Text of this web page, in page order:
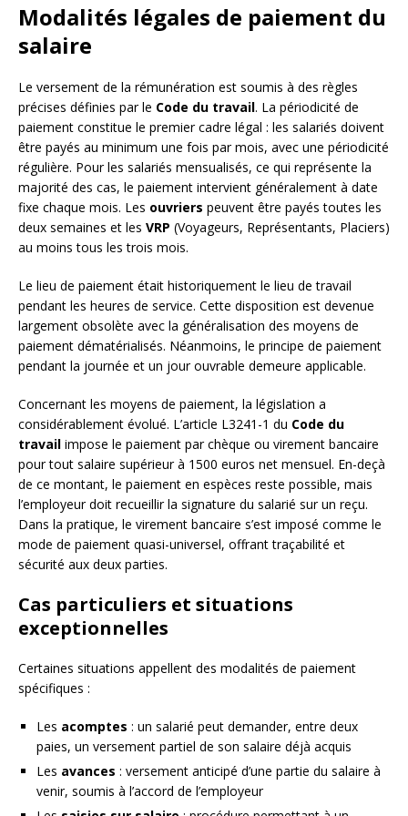
Modalités légales de paiement du
salaire
Le versement de la rémunération est soumis à des règles
précises définies par le Code du travail. La périodicité de
paiement constitue le premier cadre légal : les salariés doivent
être payés au minimum une fois par mois, avec une périodicité
régulière. Pour les salariés mensualisés, ce qui représente la
majorité des cas, le paiement intervient généralement à date
fixe chaque mois. Les ouvriers peuvent être payés toutes les
deux semaines et les VRP (Voyageurs, Représentants, Placiers)
au moins tous les trois mois.
Le lieu de paiement était historiquement le lieu de travail
pendant les heures de service. Cette disposition est devenue
largement obsolète avec la généralisation des moyens de
paiement dématérialisés. Néanmoins, le principe de paiement
pendant la journée et un jour ouvrable demeure applicable.
Concernant les moyens de paiement, la législation a
considérablement évolué. L’article L3241-1 du Code du
travail impose le paiement par chèque ou virement bancaire
pour tout salaire supérieur à 1500 euros net mensuel. En-deçà
de ce montant, le paiement en espèces reste possible, mais
l’employeur doit recueillir la signature du salarié sur un reçu.
Dans la pratique, le virement bancaire s’est imposé comme le
mode de paiement quasi-universel, offrant traçabilité et
sécurité aux deux parties.
Cas particuliers et situations
exceptionnelles
Certaines situations appellent des modalités de paiement
spécifiques :
Les acomptes : un salarié peut demander, entre deux
paies, un versement partiel de son salaire déjà acquis
Les avances : versement anticipé d’une partie du salaire à
venir, soumis à l’accord de l’employeur